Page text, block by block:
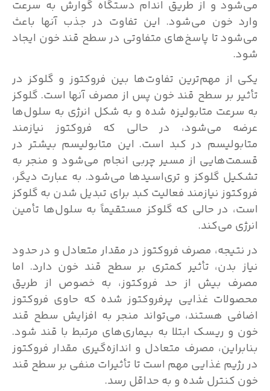
می‌شود و از طریق اندام دستگاه گوارش به سرعت
وارد خون می‌شود. این تفاوت در جذب آنها باعث
می‌شود تا پاسخ‌های متفاوتی در سطح قند خون ایجاد
شود.
یکی از مهم‌ترین تفاوت‌ها بین فروکتوز و گلوکز در
تأثیر بر سطح قند خون پس از مصرف آنها است. گلوکز
به سرعت متابولیزه شده و به شکل انرژی به سلول‌ها
عرضه می‌شود، در حالی که فروکتوز نیازمند
متابولیسم در کبد است. این متابولیسم بیشتر در
قسمت‌هایی از مسیر چربی انجام می‌شود و منجر به
تشکیل گلوکز و تری‌اسیدها می‌شود. به عبارت دیگر،
فروکتوز نیازمند فعالیت کبد برای تبدیل شدن به گلوکز
است، در حالی که گلوکز مستقیماً به سلول‌ها تأمین
انرژی می‌کند.
در نتیجه، مصرف فروکتوز در مقدار متعادل و در حدود
نیاز بدن، تأثیر کمتری بر سطح قند خون دارد. اما
مصرف بیش از حد فروکتوز، به خصوص از طریق
محصولات غذایی پرفروکتوز شده که حاوی فروکتوز
اضافی هستند، می‌تواند منجر به افزایش سطح قند
خون و ریسک ابتلا به بیماری‌های مرتبط با قند شود.
بنابراین، مصرف متعادل و اندازه‌گیری مقدار فروکتوز
در رژیم غذایی مهم است تا تأثیرات منفی بر سطح قند
خون کنترل شده و به حداقل رسد.